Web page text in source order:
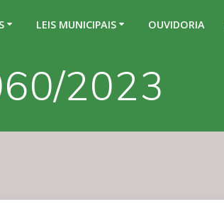
LEIS MUNICIPAIS OUVIDORIA
2023